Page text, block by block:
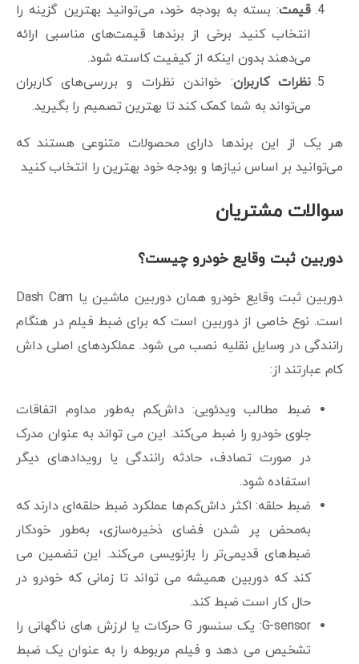
قیمت: بسته به بودجه خود، می‌توانید بهترین گزینه را
انتخاب کنید. برخی از برندها قیمت‌های مناسبی ارائه
می‌دهند بدون اینکه از کیفیت کاسته شود.
نظرات کاربران: خواندن نظرات و بررسی‌های کاربران
می‌تواند به شما کمک کند تا بهترین تصمیم را بگیرید.
هر یک از این برندها دارای محصولات متنوعی هستند که
می‌توانید بر اساس نیازها و بودجه خود بهترین را انتخاب کنید
سوالات مشتریان
دوربین ثبت وقایع خودرو چیست؟
دوربین ثبت وقایع خودرو همان دوربین ماشین یا Dash Cam
است. نوع خاصی از دوربین است که برای ضبط فیلم در هنگام
رانندگی در وسایل نقلیه نصب می شود. عملکردهای اصلی داش
کام عبارتند از:
ضبط مطالب ویدئویی: داش‌کم به‌طور مداوم اتفاقات
جلوی خودرو را ضبط می‌کند. این می تواند به عنوان مدرک
در صورت تصادف، حادثه رانندگی یا رویدادهای دیگر
استفاده شود.
ضبط حلقه: اکثر داش‌کم‌ها عملکرد ضبط حلقه‌ای دارند که
به‌محض پر شدن فضای ذخیره‌سازی، به‌طور خودکار
ضبط‌های قدیمی‌تر را بازنویسی می‌کند. این تضمین می
کند که دوربین همیشه می تواند تا زمانی که خودرو در
حال کار است ضبط کند.
G-sensor: یک سنسور G حرکات یا لرزش های ناگهانی را
تشخیص می دهد و فیلم مربوطه را به عنوان یک ضبط